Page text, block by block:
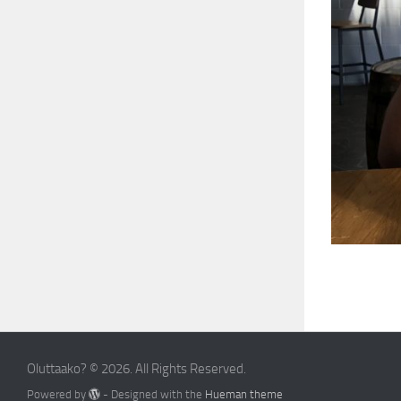
Oluttaako? © 2026. All Rights Reserved.
Powered by - Designed with the Hueman theme